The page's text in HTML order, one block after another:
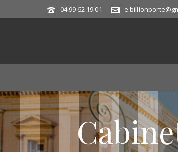
04 99 62 19 01